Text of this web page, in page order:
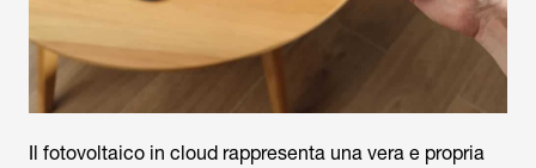
Il fotovoltaico in cloud rappresenta una vera e propria